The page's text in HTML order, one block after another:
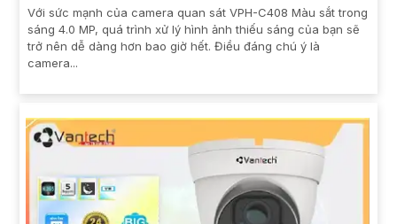
Với sức mạnh của camera quan sát VPH-C408 Màu sắt trong
sáng 4.0 MP, quá trình xử lý hình ảnh thiếu sáng của bạn sẽ
trở nên dễ dàng hơn bao giờ hết. Điều đáng chú ý là
camera...